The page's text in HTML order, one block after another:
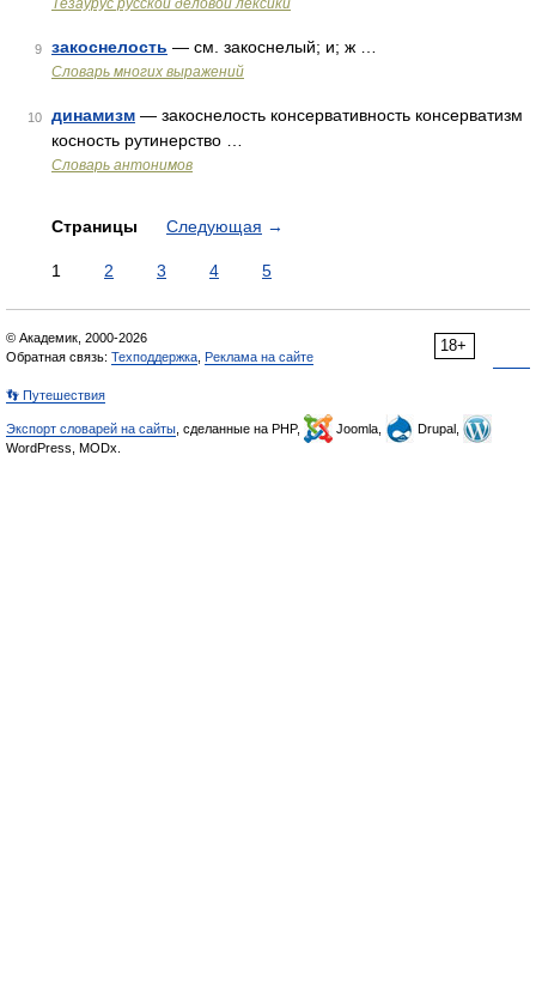
Тезаурус русской деловой лексики
9 закоснелость — см. закоснелый; и; ж …
Словарь многих выражений
10 динамизм — закоснелость консервативность консерватизм
косность рутинерство …
Словарь антонимов
Страницы Следующая →
1 2 3 4 5
18+
© Академик, 2000-2026
Обратная связь: Техподдержка Реклама на сайте
👣 Путешествия
Экспорт словарей на сайты , сделанные на PHP, Joomla,
Drupal,
WordPress, MODx.